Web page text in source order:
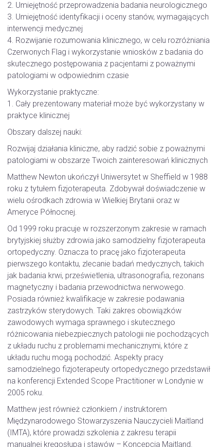
2. Umiejętność przeprowadzenia badania neurologicznego
3. Umiejętność identyfikacji i oceny stanów, wymagających
interwencji medycznej
4. Rozwijanie rozumowania klinicznego, w celu rozróżniania
Czerwonych Flag i wykorzystanie wniosków z badania do
skutecznego postępowania z pacjentami z poważnymi
patologiami w odpowiednim czasie
Wykorzystanie praktyczne:
1. Cały prezentowany materiał może być wykorzystany w
praktyce klinicznej
Obszary dalszej nauki:
Rozwijaj działania kliniczne, aby radzić sobie z poważnymi
patologiami w obszarze Twoich zainteresowań klinicznych
Matthew Newton ukończył Uniwersytet w Sheffield w 1988
roku z tytułem fizjoterapeuta. Zdobywał doświadczenie w
wielu ośrodkach zdrowia w Wielkiej Brytanii oraz w
Ameryce Północnej.
Od 1999 roku pracuje w rozszerzonym zakresie w ramach
brytyjskiej służby zdrowia jako samodzielny fizjoterapeuta
ortopedyczny. Oznacza to pracę jako fizjoterapeuta
pierwszego kontaktu, zlecanie badań medycznych, takich
jak badania krwi, prześwietlenia, ultrasonografia, rezonans
magnetyczny i badania przewodnictwa nerwowego.
Posiada również kwalifikacje w zakresie podawania
zastrzyków sterydowych. Taki zakres obowiązków
zawodowych wymaga sprawnego i skutecznego
różnicowania niebezpiecznych patologii nie pochodzących
z układu ruchu z problemami mechanicznymi, które z
układu ruchu mogą pochodzić. Aspekty pracy
samodzielnego fizjoterapeuty ortopedycznego przedstawił
na konferencji Extended Scope Practitioner w Londynie w
2005 roku.
Matthew jest również członkiem / instruktorem
Międzynarodowego Stowarzyszenia Nauczycieli Maitland
(IMTA), które prowadzi szkolenia z zakresu terapii
manualnej kręgosłupa i stawów – Koncepcja Maitland.